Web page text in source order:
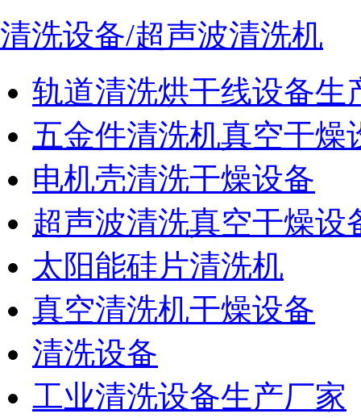
清洗设备/超声波清洗机
轨道清洗烘干线设备生
五金件清洗机真空干燥
电机壳清洗干燥设备
超声波清洗真空干燥设
太阳能硅片清洗机
真空清洗机干燥设备
清洗设备
工业清洗设备生产厂家